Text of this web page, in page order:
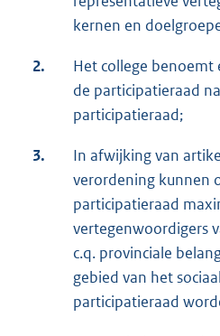
kernen en
2.
Het college benoemt
de participatieraad
participatieraad;
3.
In afwijking van
verordening kunnen
participatieraad
vertegenwoordigers
c.q. provinciale
gebied van het
participatieraad